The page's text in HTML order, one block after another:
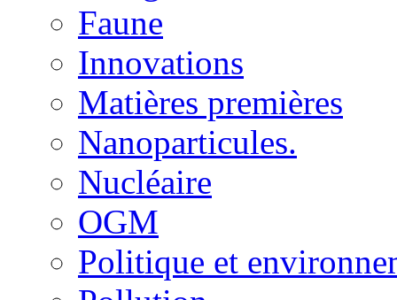
Faune
Innovations
Matières premières
Nanoparticules.
Nucléaire
OGM
Politique et